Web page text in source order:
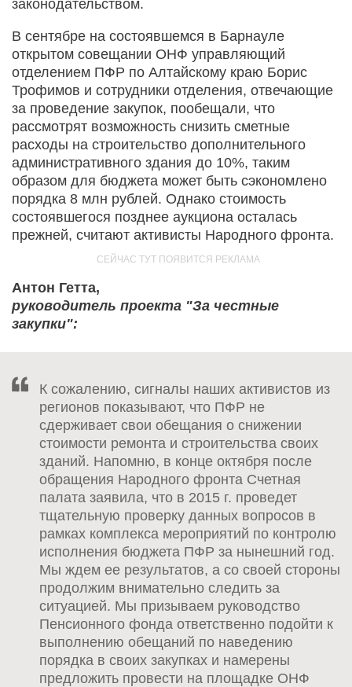
законодательством.
В сентябре на состоявшемся в Барнауле
открытом совещании ОНФ управляющий
отделением ПФР по Алтайскому краю Борис
Трофимов и сотрудники отделения, отвечающие
за проведение закупок, пообещали, что
рассмотрят возможность снизить сметные
расходы на строительство дополнительного
административного здания до 10%, таким
образом для бюджета может быть сэкономлено
порядка 8 млн рублей. Однако стоимость
состоявшегося позднее аукциона осталась
прежней, считают активисты Народного фронта.
Антон Гетта,
руководитель проекта "За честные
закупки":
К сожалению, сигналы наших активистов из
регионов показывают, что ПФР не
сдерживает свои обещания о снижении
стоимости ремонта и строительства своих
зданий. Напомню, в конце октября после
обращения Народного фронта Счетная
палата заявила, что в 2015 г. проведет
тщательную проверку данных вопросов в
рамках комплекса мероприятий по контролю
исполнения бюджета ПФР за нынешний год.
Мы ждем ее результатов, а со своей стороны
продолжим внимательно следить за
ситуацией. Мы призываем руководство
Пенсионного фонда ответственно подойти к
выполнению обещаний по наведению
порядка в своих закупках и намерены
предложить провести на площадке ОНФ